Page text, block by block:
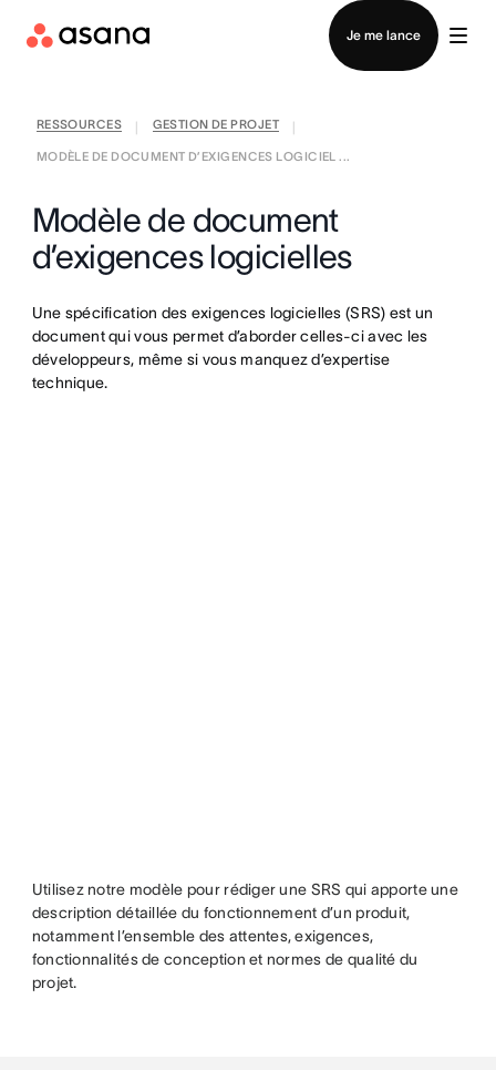
Je me lance
Contacter le service commercial
RESSOURCES GESTION DE PROJET
MODÈLE DE DOCUMENT D’EXIGENCES LOGICIEL ...
Modèle de document
d’exigences logicielles
Une spécification des exigences logicielles (SRS) est un
document qui vous permet d’aborder celles-ci avec les
développeurs, même si vous manquez d’expertise
technique.
Utilisez notre modèle pour rédiger une SRS qui apporte une
description détaillée du fonctionnement d’un produit,
notamment l’ensemble des attentes, exigences,
fonctionnalités de conception et normes de qualité du
projet.